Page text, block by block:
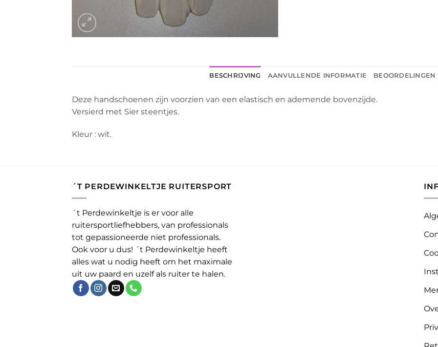
BESCHRIJVING AANVULLENDE INFORMATIE BEOORDELINGEN
Deze handschoenen zijn voorzien van een elastisch en ademende bovenzijde.
Versierd met Sier steentjes.
Kleur : wit.
´T PERDEWINKELTJE RUITERSPORT
´t Perdewinkeltje is er voor alle
ruitersportliefhebbers, van professionals
tot gepassioneerde niet professionals.
Ook voor u dus! ´t Perdewinkeltje heeft
alles wat u nodig heeft om het maximale
uit uw paard en uzelf als ruiter te halen.